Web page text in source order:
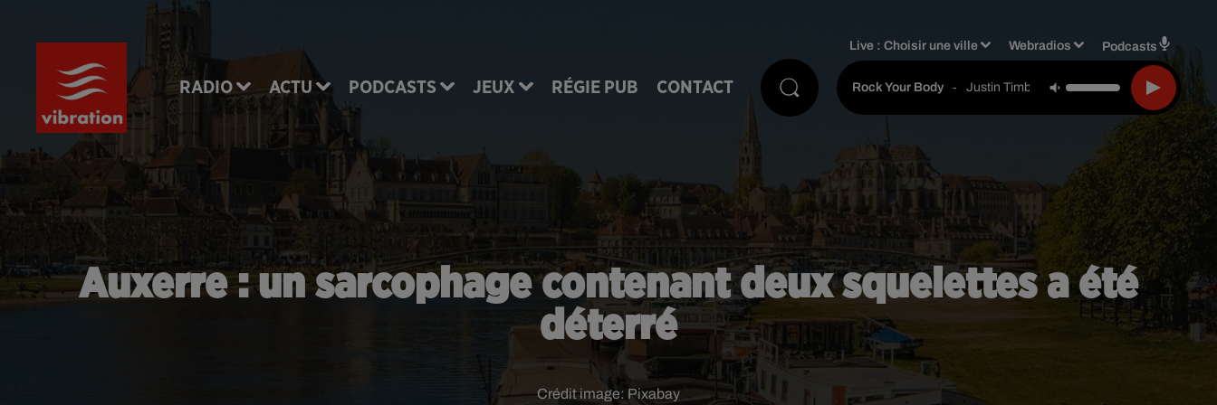
RADIO ACTU PODCASTS JEUX RÉGIE PUB CONTACT
Live :Choisir une ville Webradios Podcasts
Rock Your Body - Justin Timberlake
Auxerre : un sarcophage contenant deux squelettes a été
déterré
Crédit image: Pixabay